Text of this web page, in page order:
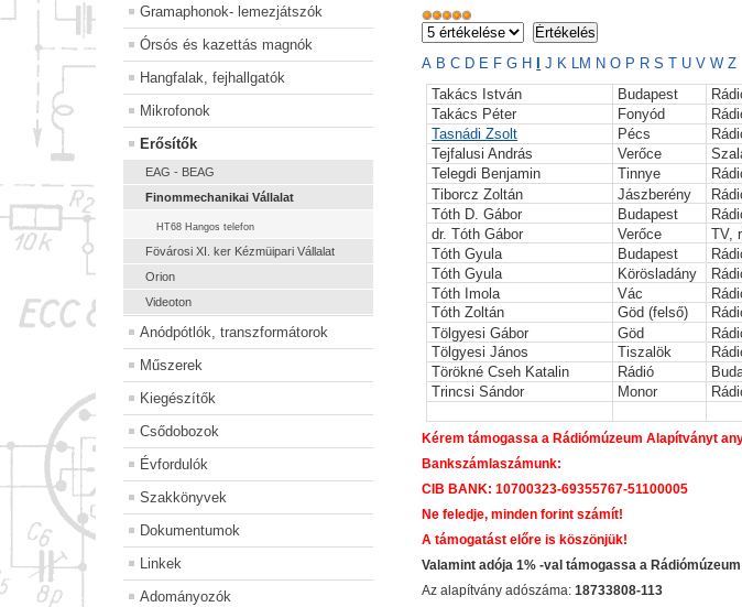
Gramaphonok- lemezjátszók
Órsós és kazettás magnók
Hangfalak, fejhallgatók
Mikrofonok
Erősítők
EAG - BEAG
Finommechanikai Vállalat
HT68 Hangos telefon
Fövárosi XI. ker Kézmüipari Vállalat
Orion
Videoton
Anódpótlók, transzformátorok
Műszerek
Kiegészítők
Csődobozok
Évfordulók
Szakkönyvek
Dokumentumok
Linkek
Adományozók
A BC D E F G H J K LM NO P R S T U V W Z
Takács István
Budapest
Takács Péter
Fonyód
Tasnádi Zsolt
Pécs
Tejfalusi András
Verőce
Telegdi Benjamin
Tinnye
Tiborcz Zoltán
Jászberény
Tóth D. Gábor
Budapest
dr. Tóth Gábor
Verőce
TV,
Tóth Gyula
Budapest
Tóth Gyula
Körösladány
Tóth Imola
Vác
Tóth Zoltán
Göd (felső)
Tölgyesi Gábor
Göd
Tölgyesi János
Tiszalök
Törökné Cseh Katalin
Rádió
Trincsi Sándor
Monor
Kérem támogassa a Rádiómúzeum Alapítványt
Bankszámlaszámunk:
CIB BANK: 10700323-69355767-51100005
Ne feledje, minden forint számít!
A támogatást előre is köszönjük!
Valamint adója 1% -val támogassa a
Az alapítvány adószáma:18733808-113